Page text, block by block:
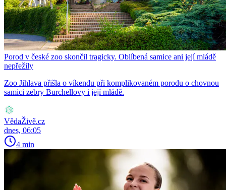
Porod v české zoo skončil tragicky. Oblíbená samice ani její mládě
nepřežily
Zoo Jihlava přišla o víkendu při komplikovaném porodu o chovnou
samici zebry Burchellovy i její mládě.
VědaŽivě.cz
dnes, 06:05
4 min